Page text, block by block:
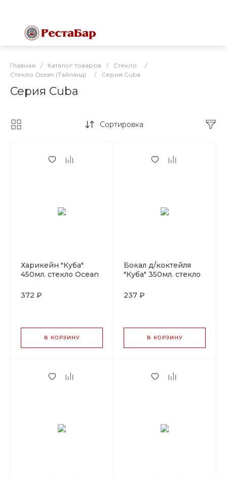
Главная / Каталог товаров / Стекло
/
Стекло Ocean (Тайланд)
/ Серия Cuba
Серия Cuba
Сортировка
Харикейн "Куба"
450мл. стекло Ocean
372 ₽
В КОРЗИНУ
Бокал д/коктейля
"Куба" 350мл. стекло
237 ₽
В КОРЗИНУ